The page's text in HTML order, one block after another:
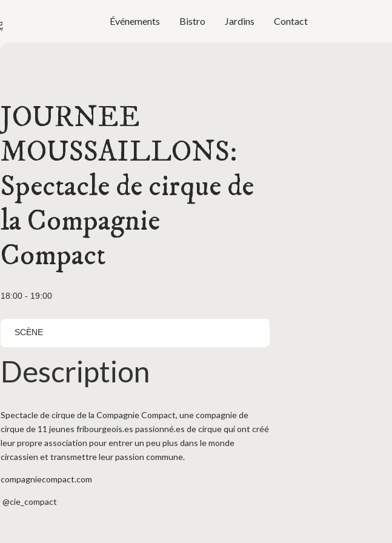
Événements Bistro Jardins Contact
JOURNEE
MOUSSAILLONS:
Spectacle de cirque de
la Compagnie
Compact
18:00 - 19:00
SCÈNE
Description
Spectacle de cirque de la Compagnie Compact, une compagnie de
cirque de 11 jeunes fribourgeois.es passionné.es de cirque qui ont créé
leur propre association pour entrer un peu plus dans le monde
circassien et transmettre leur passion commune.
compagniecompact.com
@cie_compact